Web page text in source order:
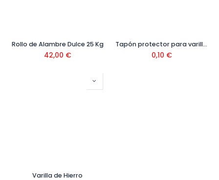
Rollo de Alambre Dulce 25 Kg
42,00 €
Tapón protector para varilla 6-20 mm Ref. FUNGO-01LA
0,10 €
Varilla de Hierro